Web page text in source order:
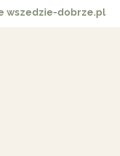
wszedzie-dobrze.pl